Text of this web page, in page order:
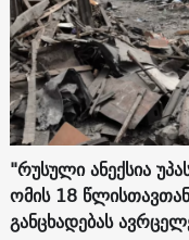
"რუსული ანექსია
ომის 18
განცხადებას